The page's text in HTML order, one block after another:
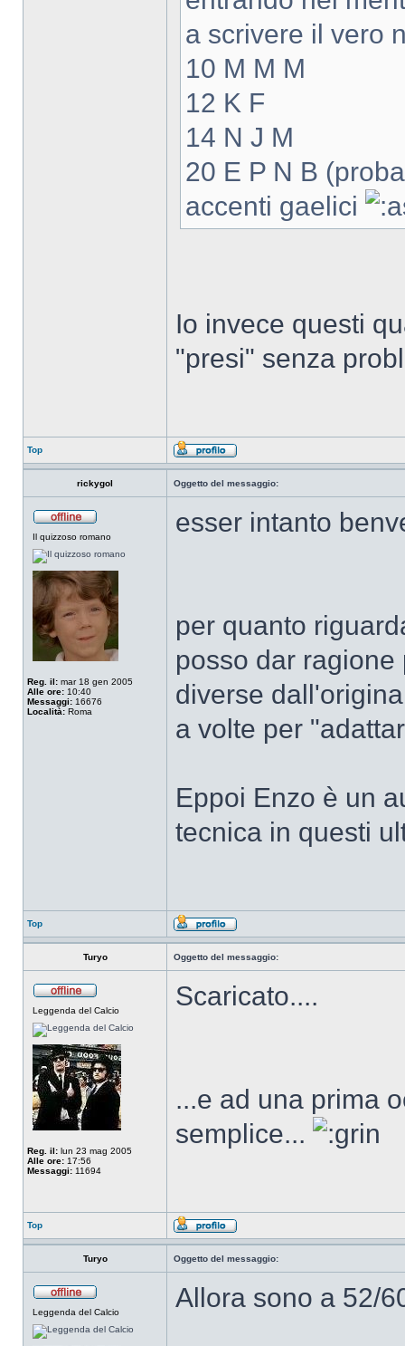
a scrivere il vero
10 M M M
12 K F
14 N J M
20 E P N B
accenti gaelici
Io invece questi
"presi" senza
Top
rickygol Oggetto del messaggio:
Il quizzoso romano
Reg. il: mar 18 gen 2005
Alle ore: 10:40
Messaggi: 16676
Località: Roma
esser intanto
per quanto
posso dar
diverse
a volte per
Eppoi Enzo è un
tecnica in questi
Top
Turyo Oggetto del messaggio:
Leggenda del Calcio
Reg. il: lun 23 mag 2005
Alle ore: 17:56
Messaggi: 11694
Scaricato....
...e ad una prima
semplice...
Top
Turyo Oggetto del messaggio:
Leggenda del Calcio Allora sono a 52/